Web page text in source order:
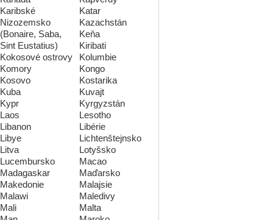
Karibské
Nizozemsko
(Bonaire, Saba,
Sint Eustatius)
Katar
Kazachstán
Keňa
Kiribati
Kokosové ostrovy
Kolumbie
Komory
Kongo
Kosovo
Kostarika
Kuba
Kuvajt
Kypr
Kyrgyzstán
Laos
Lesotho
Libanon
Libérie
Libye
Lichtenštejnsko
Litva
Lotyšsko
Lucembursko
Macao
Madagaskar
Maďarsko
Makedonie
Malajsie
Malawi
Maledivy
Mali
Malta